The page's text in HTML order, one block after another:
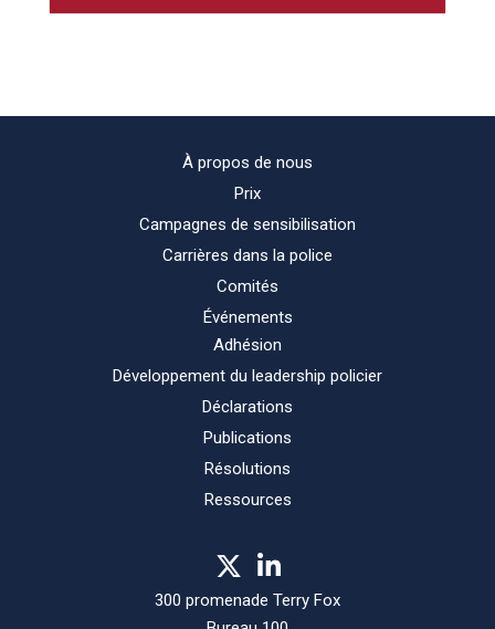
À propos de nous
Prix
Campagnes de sensibilisation
Carrières dans la police
Comités
Événements
Adhésion
Développement du leadership policier
Déclarations
Publications
Résolutions
Ressources
300 promenade Terry Fox